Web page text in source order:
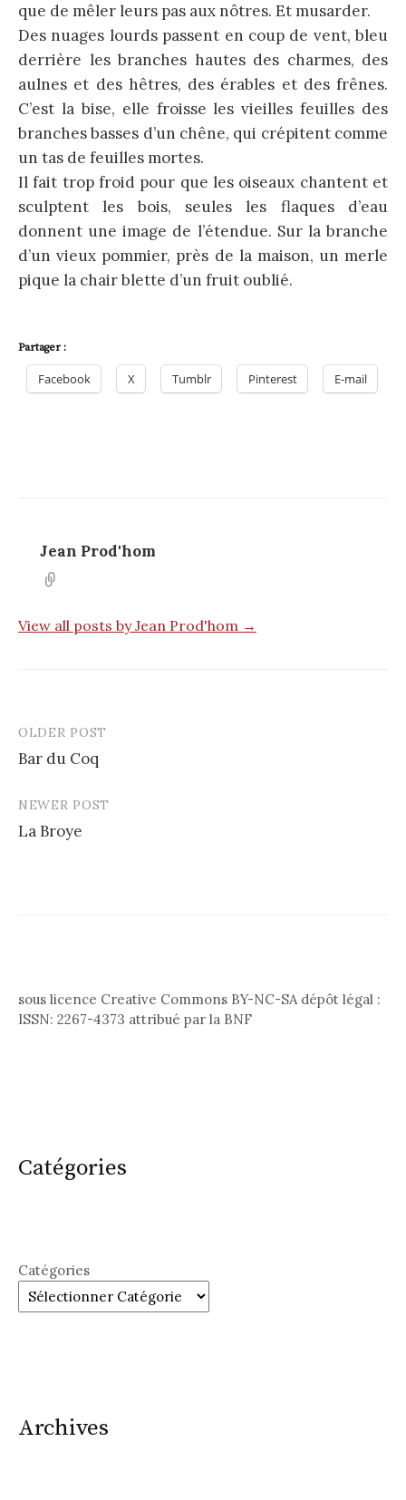
que de mêler leurs pas aux nôtres. Et musarder.
Des nuages lourds passent en coup de vent, bleu
derrière les branches hautes des charmes, des
aulnes et des hêtres, des érables et des frênes.
C’est la bise, elle froisse les vieilles feuilles des
branches basses d’un chêne, qui crépitent comme
un tas de feuilles mortes.
Il fait trop froid pour que les oiseaux chantent et
sculptent les bois, seules les flaques d’eau
donnent une image de l’étendue. Sur la branche
d’un vieux pommier, près de la maison, un merle
pique la chair blette d’un fruit oublié.
Partager :
Facebook X Tumblr Pinterest E-mail
Jean Prod'hom
View all posts by Jean Prod'hom →
Post
navigation
OLDER POST
Bar du Coq
NEWER POST
La Broye
sous licence Creative Commons BY-NC-SA dépôt légal :
ISSN: 2267-4373 attribué par la BNF
Catégories
Catégories
Archives